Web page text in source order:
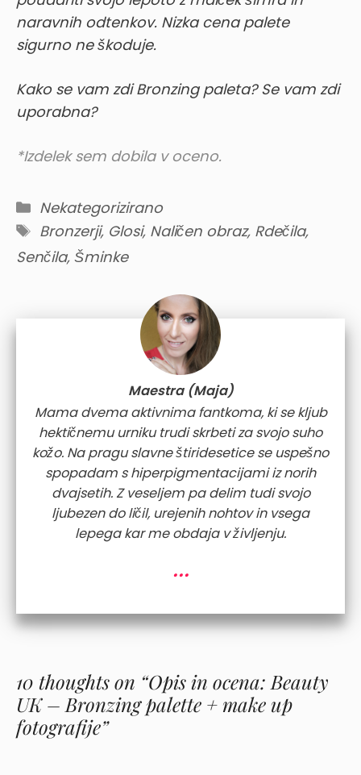
naravnih odtenkov. Nizka cena palete
sigurno ne škoduje.
Kako se vam zdi Bronzing paleta? Se vam zdi
uporabna?
*Izdelek sem dobila v oceno.
Categories
Nekategorizirano
Tags
Bronzerji, Glosi, Naličen obraz, Rdečila,
Senčila, Šminke
Maestra (Maja)
Mama dvema aktivnima fantkoma, ki se kljub
hektičnemu urniku trudi skrbeti za svojo suho
kožo. Na pragu slavne štiridesetice se uspešno
spopadam s hiperpigmentacijami iz norih
dvajsetih. Z veseljem pa delim tudi svojo
ljubezen do ličil, urejenih nohtov in vsega
lepega kar me obdaja v življenju.
...
10 thoughts on “Opis in ocena: Beauty
UK – Bronzing palette + make up
fotografije”